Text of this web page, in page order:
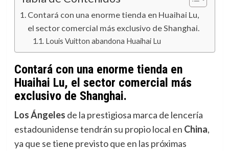
Contará con una enorme tienda en Huaihai Lu,
el sector comercial más exclusivo de Shanghai.
Louis Vuitton abandona Huaihai Lu
Contará con una enorme tienda en
Huaihai Lu, el sector comercial más
exclusivo de Shanghai.
Los Ángeles de la prestigiosa marca de lencería
estadounidense tendrán su propio local en China,
ya que se tiene previsto que en las próximas